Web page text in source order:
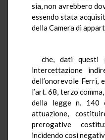
sia, non avrebbero
essendo stata
della Camera di
che, dati questi
intercettazione
dell’onorevole Ferri,
l’art. 68, terzo
della legge n. 140
attuazione,
prerogative
incidendo così